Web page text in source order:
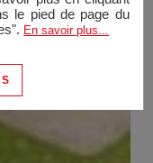
le pied de page du
En savoir plus...